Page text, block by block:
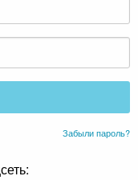
Забыли пароль?